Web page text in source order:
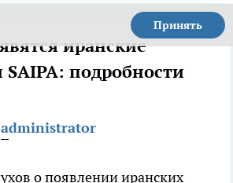
Принять
иранские
подробности
administrator
о появлении иранских